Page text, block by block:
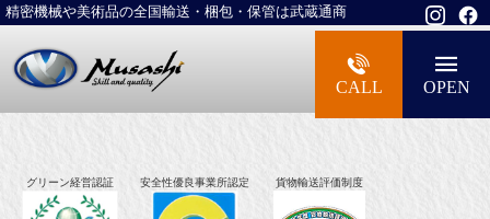
精密機械や美術品の全国輸送・梱包・保管は武蔵通商
大型精密機械・美術品・高級楽器の梱包・
CALL OPEN
グリーン経営認証 安全性優良事業所認定 貨物輸送評価制度